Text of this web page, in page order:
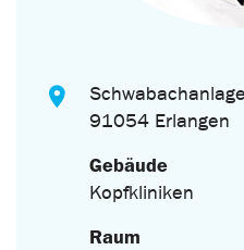
91054 Erlangen
Gebäude
Kopfkliniken
Raum